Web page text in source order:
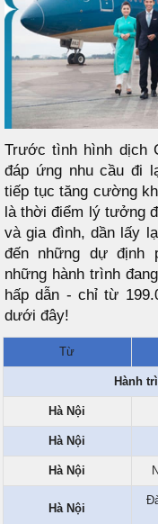
Trước tình hình dịch
đáp ứng nhu cầu đi
tiếp tục tăng cường
là thời điểm lý tưởng
và gia đình, dần lấy
đến những dự định
những hành trình
hấp dẫn - chỉ từ
dưới đây!
Từ
Hành
Hà Nội
Hà Nội
Hà Nội
Hà Nội